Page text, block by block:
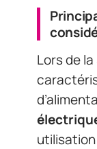
Lors de